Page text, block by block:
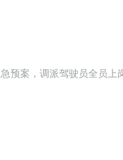
预案，调派驾驶员全员上